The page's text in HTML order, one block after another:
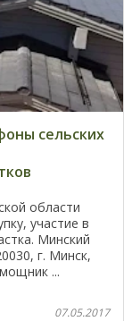
сельских
области
участие в
Минский
г. Минск,
...
07.05.2017